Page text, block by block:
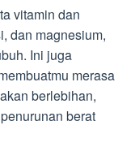
vitamin dan
dan magnesium,
Ini juga
merasa
berlebihan,
berat